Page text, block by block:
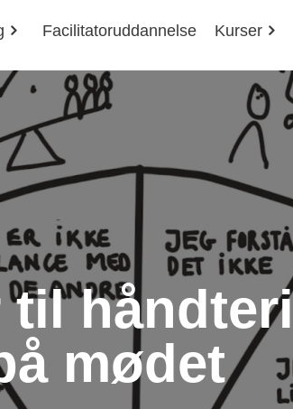
Facilitatoruddannelse Kurser
mødet